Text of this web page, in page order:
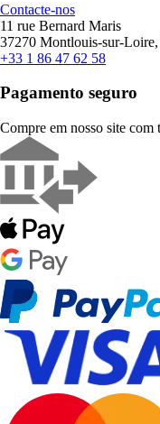
Contacte-nos
11 rue Bernard Maris
37270 Montlouis-sur-Loire,
+33 1 86 47 62 58
Pagamento seguro
Compre em nosso site com